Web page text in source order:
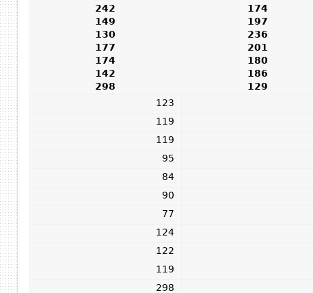
174
242
197
149
236
130
201
177
180
174
186
142
129
298
123
119
119
95
84
90
77
124
122
119
298